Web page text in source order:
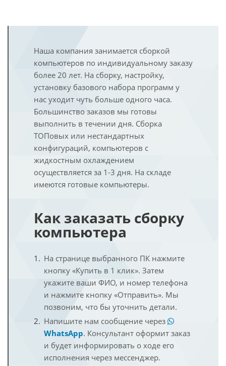
Наша компания занимается сборкой
компьютеров по индивидуальному заказу
более 20 лет. На сборку, настройку,
установку базового набора программ у
нас уходит чуть больше одного часа.
Большинство заказов мы готовы
выполнить в течении дня. Сборка
ТОПовых или нестандартных
конфигураций, компьютеров с
жидкостным охлаждением
осуществляется за 1-3 дня. На складе
имеются готовые компьютеры.
Как заказать сборку
компьютера
На странице выбранного ПК нажмите
кнопку «Купить в 1 клик». Затем
укажите ваши ФИО, и номер телефона
и нажмите кнопку «Отправить». Мы
позвоним, что бы уточнить детали.
Напишите нам сообщение через
WhatsApp. Консультант оформит заказ
и будет информировать о ходе его
исполнения через мессенджер.